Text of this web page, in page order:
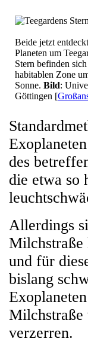
Beide jetzt
Planeten um
Stern befinden
habitablen Zone
Sonne. Bild:
Göttingen [
des
die etwa so
Allerdings
Milchstraße
und für
bislang
Milchstraße
verzerren.